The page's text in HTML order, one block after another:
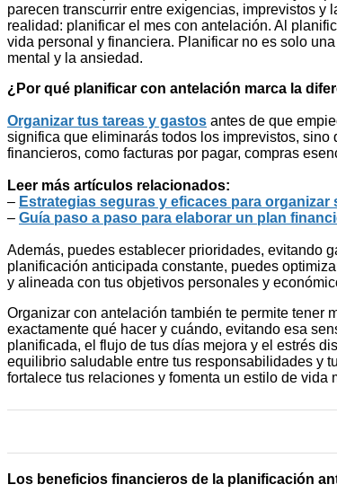
parecen transcurrir entre exigencias, imprevistos
realidad: planificar el mes con antelación. Al
vida personal y financiera. Planificar no es solo
mental y la ansiedad.
¿Por qué planificar con antelación marca la
Organizar tus tareas y gastos antes de que
significa que eliminarás todos los imprevistos,
financieros, como facturas por pagar, compras
Leer más artículos relacionados:
– Estrategias seguras y eficaces para organizar
– Guía paso a paso para elaborar un plan
Además, puedes establecer prioridades, evitando
planificación anticipada constante, puedes
y alineada con tus objetivos personales y
Organizar con antelación también te permite tener
exactamente qué hacer y cuándo, evitando esa
planificada, el flujo de tus días mejora y el estrés
equilibrio saludable entre tus responsabilidades y
fortalece tus relaciones y fomenta un estilo de vida
Los beneficios financieros de la planificación